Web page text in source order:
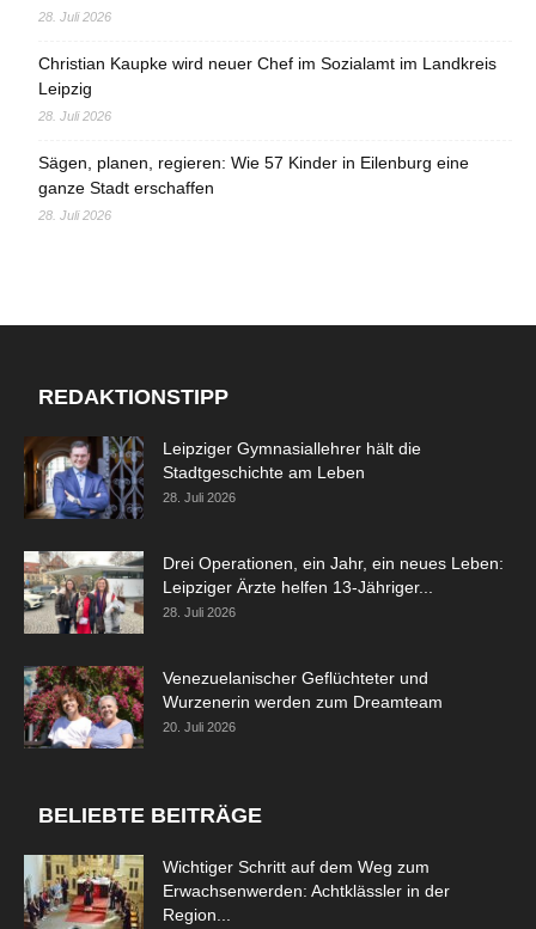
28. Juli 2026
Christian Kaupke wird neuer Chef im Sozialamt im Landkreis
Leipzig
28. Juli 2026
Sägen, planen, regieren: Wie 57 Kinder in Eilenburg eine
ganze Stadt erschaffen
28. Juli 2026
REDAKTIONSTIPP
Leipziger Gymnasiallehrer hält die
Stadtgeschichte am Leben
28. Juli 2026
Drei Operationen, ein Jahr, ein neues Leben:
Leipziger Ärzte helfen 13-Jähriger...
28. Juli 2026
Venezuelanischer Geflüchteter und
Wurzenerin werden zum Dreamteam
20. Juli 2026
BELIEBTE BEITRÄGE
Wichtiger Schritt auf dem Weg zum
Erwachsenwerden: Achtklässler in der
Region...